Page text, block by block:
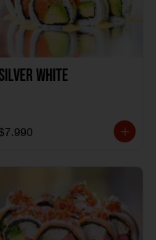
WHITE